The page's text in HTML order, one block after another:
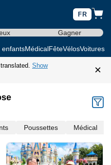
FR
Gagner
enfantsMédicalFêteVélosVoitures
Show
×
Poussettes Médical